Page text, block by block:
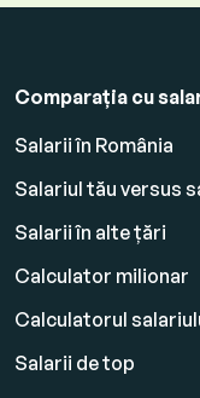
Comparația cu
Salarii în România
Salariul tău versus
Salarii în alte țări
Calculator milionar
Calculatorul
Salarii de top